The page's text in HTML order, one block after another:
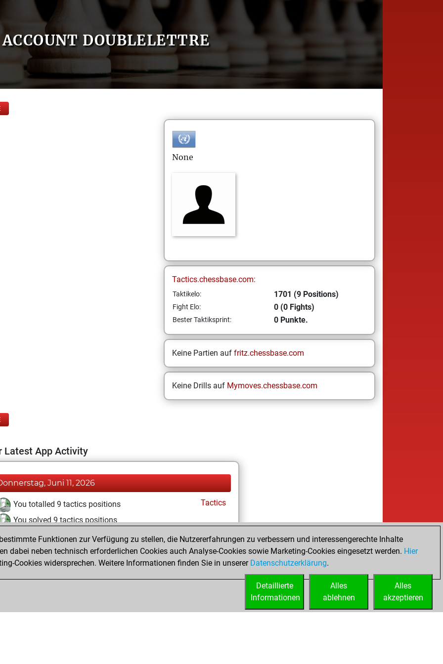
ACCOUNT DOUBLELETTRE
None
Tactics.chessbase.com:
Taktikelo: 1701 (9 Positions)
Fight Elo: 0 (0 Fights)
Bester Taktiksprint: 0 Punkte.
Keine Partien auf fritz.chessbase.com
Keine Drills auf Mymoves.chessbase.com
Latest App Activity
Juni 11, 2026
You totalled 9 tactics positions
Tactics
You solved 9 tactics positions
You achieved an Elo of 1701 in tactics positions
Funktionen zur Verfügung zu stellen, die Nutzererfahrungen zu verbessern und interessengerechte Inhalte
dabei neben technisch erforderlichen Cookies auch Analyse-Cookies sowie Marketing-Cookies eingesetzt werden. Hier
Cookies widersprechen. Weitere Informationen finden Sie in unserer Datenschutzerklärung.
Alles
akzeptieren
Alles
ablehnen
Detaillierte
Informationen